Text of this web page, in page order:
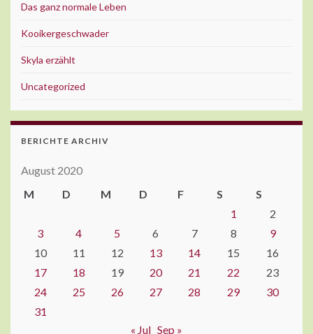
Das ganz normale Leben
Kooikergeschwader
Skyla erzählt
Uncategorized
BERICHTE ARCHIV
August 2020
M
D M D F S
S
1
2
3
4 5 6 7 8
9
10
11 12 13 14 15
16
17
18 19 20 21 22
23
24
25 26 27 28 29
30
31
« Jul Sep »